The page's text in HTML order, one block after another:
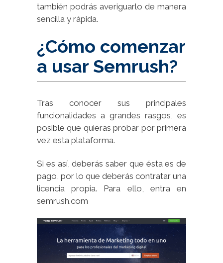
también podrás averiguarlo de manera
sencilla y rápida.
¿Cómo comenzar
a usar Semrush?
Tras conocer sus principales
funcionalidades a grandes rasgos, es
posible que quieras probar por primera
vez esta plataforma.
Si es así, deberás saber que ésta es de
pago, por lo que deberás contratar una
licencia propia. Para ello, entra en
semrush.com